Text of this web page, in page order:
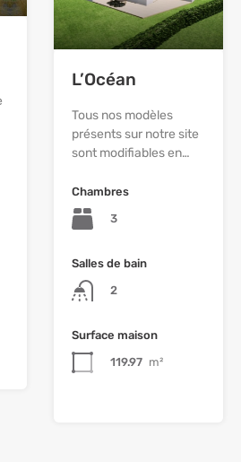
L’Océan
Tous nos modèles
présents sur notre site
sont modifiables en…
Chambres
3
Salles de bain
2
Surface maison
119.97 m²